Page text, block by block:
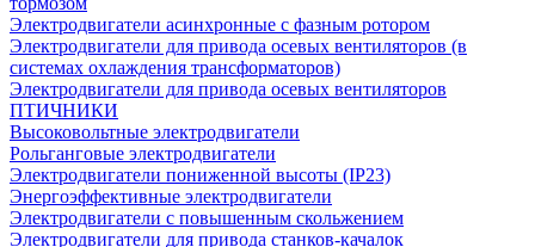
Электродвигатели асинхронные с фазным ротором
Электродвигатели для привода осевых вентиляторов (в
системах охлаждения трансформаторов)
Электродвигатели для привода осевых вентиляторов
ПТИЧНИКИ
Высоковольтные электродвигатели
Рольганговые электродвигатели
Электродвигатели пониженной высоты (IP23)
Энергоэффективные электродвигатели
Электродвигатели с повышенным скольжением
Электродвигатели для привода станков-качалок